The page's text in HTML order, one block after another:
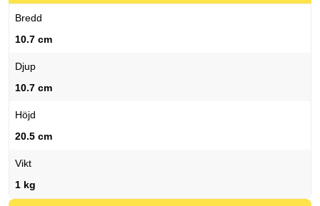
Bredd
10.7 cm
Djup
10.7 cm
Höjd
20.5 cm
Vikt
1 kg